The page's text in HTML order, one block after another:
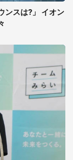
ンスは?」 イオン